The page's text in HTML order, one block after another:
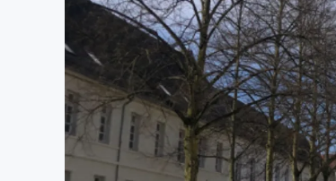
テクノロジー・ガジェット
映像・映画
ビジネス・起業
まちづくり・地域活性化